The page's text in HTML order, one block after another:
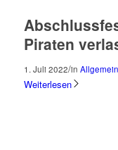
Piraten
1. Juli 2022/in Allgemein
Weiterlesen